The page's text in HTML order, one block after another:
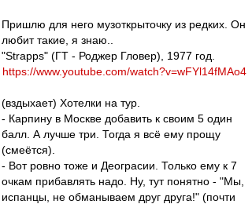
Пришлю для него музоткрыточку из редких. Он
любит такие, я знаю..
"Strapps" (ГТ - Роджер Гловер), 1977 год.
https://www.youtube.com/watch?v=wFYl14fMAo4
(вздыхает) Хотелки на тур.
- Карпину в Москве добавить к своим 5 один
балл. А лучше три. Тогда я всё ему прощу
(смеётся).
- Вот ровно тоже и Деограсии. Только ему к 7
очкам прибавлять надо. Ну, тут понятно - "Мы,
испанцы, не обманываем друг друга!" (почти